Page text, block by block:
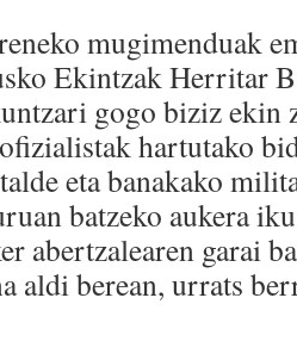
mugimenduak
Ekintzak Herritar
gogo biziz ekin
hartutako
eta banakako
batzeko aukera
abertzalearen garai
aldi berean, urrats